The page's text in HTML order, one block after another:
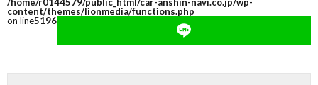
content/themes/lionmedia/functions.php
on line5196